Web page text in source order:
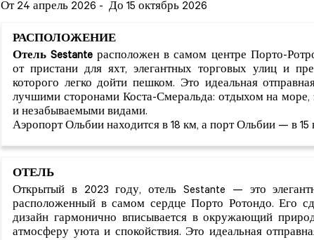
От 24 апрель 2026 - До 15 октябрь 2026
РАСПОЛОЖЕНИЕ
Отель Sestante расположен в самом центре Порто-
от пристани для яхт, элегантных торговых улиц и
которого легко дойти пешком. Это идеальная
лучшими сторонами Коста-Смеральда: отдыхом на море,
и незабываемыми видами.
Аэропорт Ольбии находится в 18 км, а порт Ольбии — в 15
ОТЕЛЬ
Открытый в 2023 году, отель Sestante — это
расположенный в самом сердце Порто Ротондо. Его
дизайн гармонично вписывается в окружающий
атмосферу уюта и спокойствия. Это идеальная